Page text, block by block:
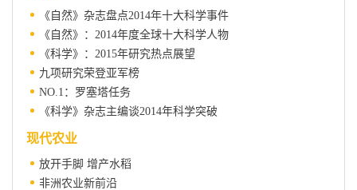
《自然》杂志盘点2014年十大科学事件
《自然》：2014年度全球十大科学人物
《科学》：2015年研究热点展望
九项研究荣登亚军榜
NO.1：罗塞塔任务
《科学》杂志主编谈2014年科学突破
现代农业
放开手脚 增产水稻
非洲农业新前沿